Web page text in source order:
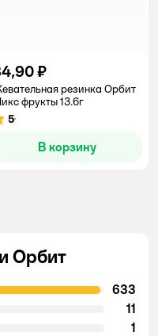
₽
резинка Орбит
фрукты 13.6г
5
В корзину
Орбит
633
11
1